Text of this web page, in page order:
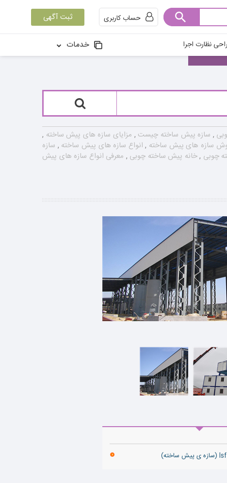
حساب کاربری ثبت آگهی
نظارت اجرا خدمات
, سازه پیش ساخته چیست , مزایای سازه های پیش ساخته ,
سازه های پیش ساخته , انواع سازه های پیش ساخته , سازه
چوبی ,خانه پیش ساخته چوبی , معرفی انواع سازه های پیش